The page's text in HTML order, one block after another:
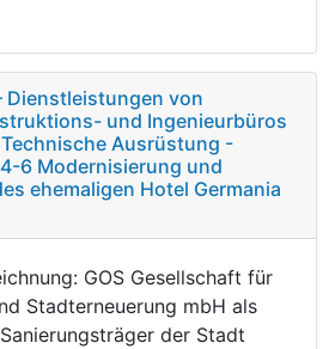
Dienstleistungen von
und Ingenieurbüros
Ausrüstung -
6 Modernisierung und
ehemaligen Hotel Germania
GOS Gesellschaft für
Stadterneuerung mbH als
der Stadt